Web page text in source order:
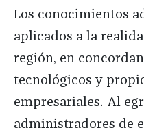
Los conocimientos
aplicados a la
región, en
tecnológicos y
empresariales. Al
administradores de